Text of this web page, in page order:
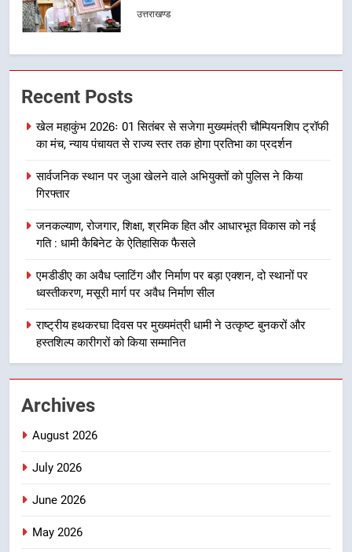
का गठन
उत्तराखण्ड
7
भर्ती
उत्तराखण्ड
दिल्ली-देहरादून आर्थिक कॉरिडोर से जुड़ी
का डीएम ने किया निरीक्षण; समयबद्ध एवं
गुणवत्तापूर्ण निर्माण सुनिश्चित करने के
नहींः डीएम
उत्तराखण्ड
खेल महाकुंभ 2026ः 01 सितंबर से सजेगा
न्याय पंचायत से राज्य स्तर तक होगा
प्रतिभा का प्रदर्शन
उत्तराखण्ड
3
Recent Posts
खेल महाकुंभ 2026ः 01 सितंबर से सजेगा मुख्यमंत्री चौम्पियनशिप ट्रॉफी
का मंच, न्याय पंचायत से राज्य स्तर तक होगा प्रतिभा का प्रदर्शन
सार्वजनिक स्थान पर जुआ खेलने वाले अभियुक्तों को पुलिस ने किया
गिरफ्तार
जनकल्याण, रोजगार, शिक्षा, श्रमिक हित और आधारभूत विकास को नई
गति : धामी कैबिनेट के ऐतिहासिक फैसले
एमडीडीए का अवैध प्लाटिंग और निर्माण पर बड़ा एक्शन, दो स्थानों पर
ध्वस्तीकरण, मसूरी मार्ग पर अवैध निर्माण सील
राष्ट्रीय हथकरघा दिवस पर मुख्यमंत्री धामी ने उत्कृष्ट बुनकरों और
हस्तशिल्प कारीगरों को किया सम्मानित
Archives
August 2026
July 2026
June 2026
May 2026